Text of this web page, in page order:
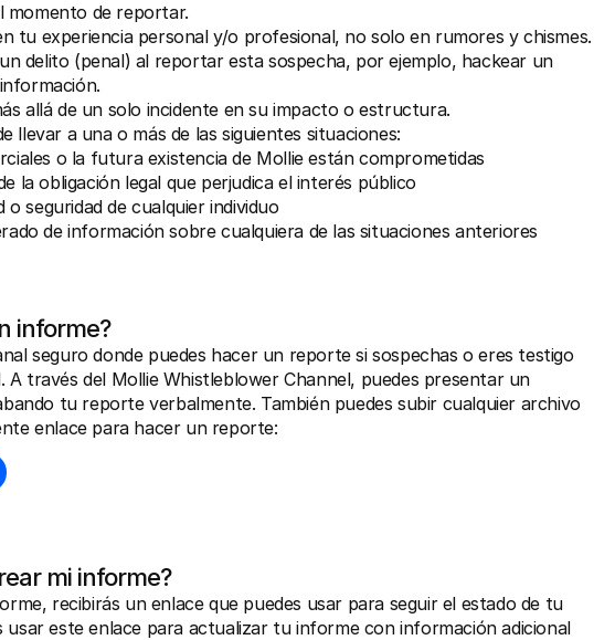
momento de reportar.
tu experiencia personal y/o profesional, no solo en rumores y chismes.
delito (penal) al reportar esta sospecha, por ejemplo, hackear un
allá de un solo incidente en su impacto o estructura.
llevar a una o más de las siguientes situaciones:
o la futura existencia de Mollie están comprometidas
la obligación legal que perjudica el interés público
o seguridad de cualquier individuo
de información sobre cualquiera de las situaciones anteriores
informe?
seguro donde puedes hacer un reporte si sospechas o eres testigo
A través del Mollie Whistleblower Channel, puedes presentar un
tu reporte verbalmente. También puedes subir cualquier archivo
enlace para hacer un reporte:
mi informe?
recibirás un enlace que puedes usar para seguir el estado de tu
usar este enlace para actualizar tu informe con información adicional